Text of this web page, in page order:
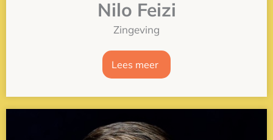
Nilo Feizi
Zingeving
Lees meer